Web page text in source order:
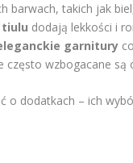
barwach, takich jak
tiulu dodają lekkości i
garnitury
często wzbogacane
o dodatkach – ich